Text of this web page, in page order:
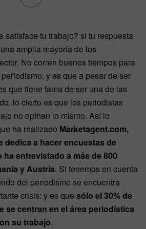
satisface tu trabajo? si tu respuesta
amplia mayoría de los
No corren buenos tiempos para
y es que a pesar de ser
que tiene fama de ser una de las
lo cierto es que los periodistas
no opinan lo mismo. Así lo
ha realizado Marketagent.com,
dedica a hacer encuestas de
entrevistado a más de 800
y Austria. Si tenemos en cuenta
del periodismo se encuentra
crisis: y es que sólo el 30% de
se centran en el área periodística
su trabajo.